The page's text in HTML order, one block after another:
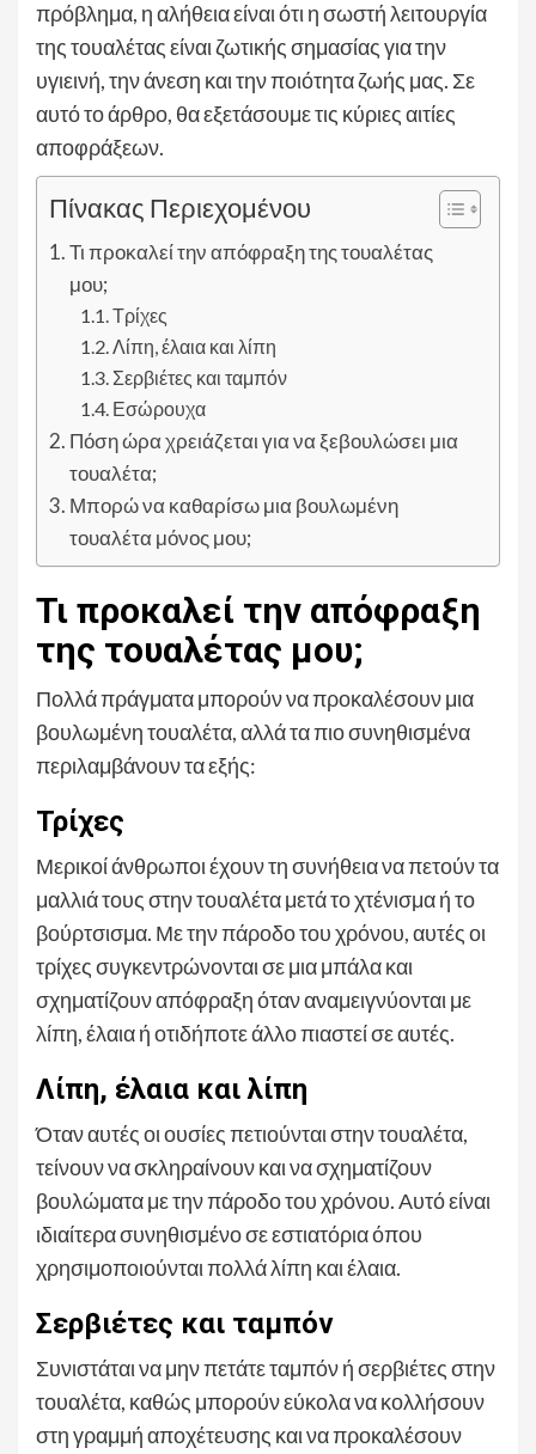
πρόβλημα, η αλήθεια είναι ότι η σωστή λειτουργία
της τουαλέτας είναι ζωτικής σημασίας για την
υγιεινή, την άνεση και την ποιότητα ζωής μας. Σε
αυτό το άρθρο, θα εξετάσουμε τις κύριες αιτίες
αποφράξεων.
Πίνακας Περιεχομένου
Τι προκαλεί την απόφραξη της τουαλέτας
μου;
Τρίχες
Λίπη, έλαια και λίπη
Σερβιέτες και ταμπόν
Εσώρουχα
Πόση ώρα χρειάζεται για να ξεβουλώσει μια
τουαλέτα;
Μπορώ να καθαρίσω μια βουλωμένη
τουαλέτα μόνος μου;
Τι προκαλεί την απόφραξη
της τουαλέτας μου;
Πολλά πράγματα μπορούν να προκαλέσουν μια
βουλωμένη τουαλέτα, αλλά τα πιο συνηθισμένα
περιλαμβάνουν τα εξής:
Τρίχες
Μερικοί άνθρωποι έχουν τη συνήθεια να πετούν τα
μαλλιά τους στην τουαλέτα μετά το χτένισμα ή το
βούρτσισμα. Με την πάροδο του χρόνου, αυτές οι
τρίχες συγκεντρώνονται σε μια μπάλα και
σχηματίζουν απόφραξη όταν αναμειγνύονται με
λίπη, έλαια ή οτιδήποτε άλλο πιαστεί σε αυτές.
Λίπη, έλαια και λίπη
Όταν αυτές οι ουσίες πετιούνται στην τουαλέτα,
τείνουν να σκληραίνουν και να σχηματίζουν
βουλώματα με την πάροδο του χρόνου. Αυτό είναι
ιδιαίτερα συνηθισμένο σε εστιατόρια όπου
χρησιμοποιούνται πολλά λίπη και έλαια.
Σερβιέτες και ταμπόν
Συνιστάται να μην πετάτε ταμπόν ή σερβιέτες στην
τουαλέτα, καθώς μπορούν εύκολα να κολλήσουν
στη γραμμή αποχέτευσης και να προκαλέσουν